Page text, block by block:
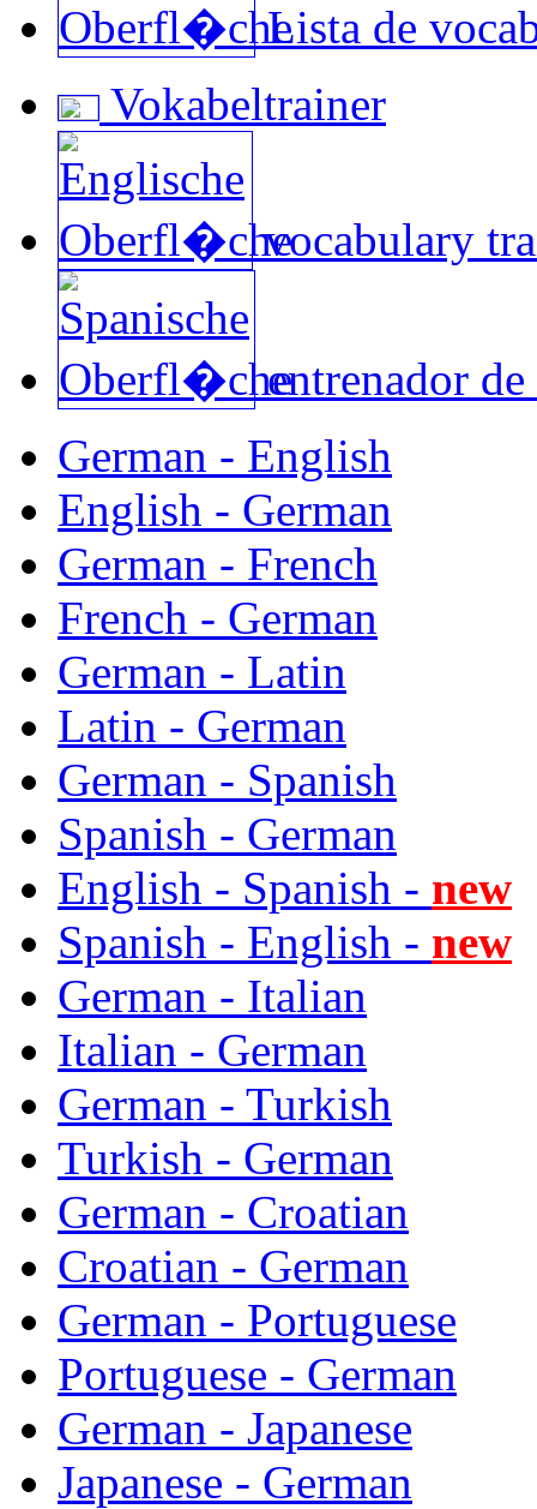
Lista de
Vokabeltrainer
vocabulary
entrenador
German - English
English - German
German - French
French - German
German - Latin
Latin - German
German - Spanish
Spanish - German
English - Spanish - new
Spanish - English - new
German - Italian
Italian - German
German - Turkish
Turkish - German
German - Croatian
Croatian - German
German - Portuguese
Portuguese - German
German - Japanese
Japanese - German